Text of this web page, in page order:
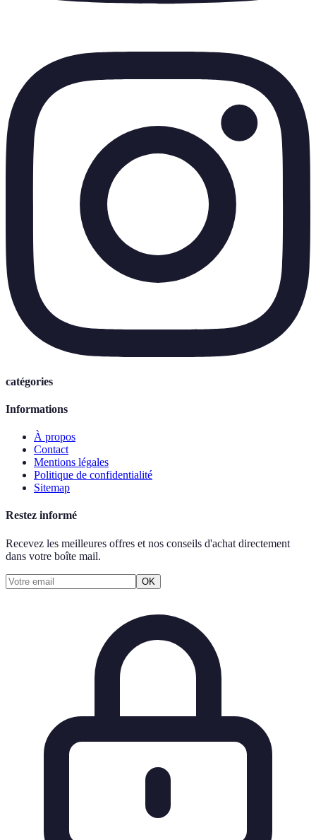
catégories
Informations
À propos
Contact
Mentions légales
Politique de confidentialité
Sitemap
Restez informé
Recevez les meilleures offres et nos conseils d'achat directement
dans votre boîte mail.
OK